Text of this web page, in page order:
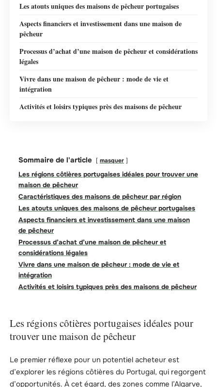
Les atouts uniques des maisons de pêcheur portugaises
Aspects financiers et investissement dans une maison de
pêcheur
Processus d’achat d’une maison de pêcheur et considérations
légales
Vivre dans une maison de pêcheur : mode de vie et
intégration
Activités et loisirs typiques près des maisons de pêcheur
Sommaire de l'article masquer
Les régions côtières portugaises idéales pour trouver une
maison de pêcheur
Caractéristiques des maisons de pêcheur par région
Les atouts uniques des maisons de pêcheur portugaises
Aspects financiers et investissement dans une maison
de pêcheur
Processus d’achat d’une maison de pêcheur et
considérations légales
Vivre dans une maison de pêcheur : mode de vie et
intégration
Activités et loisirs typiques près des maisons de pêcheur
Les régions côtières portugaises idéales pour
trouver une maison de pêcheur
Le premier réflexe pour un potentiel acheteur est
d’explorer les régions côtières du Portugal, qui regorgent
d’opportunités. À cet égard, des zones comme l’Algarve,